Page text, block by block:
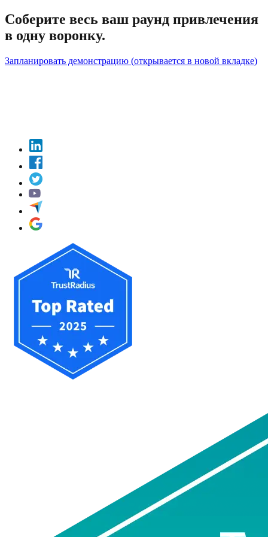
Соберите весь ваш раунд привлечения
в одну воронку.
Запланировать демонстрацию (открывается в новой вкладке)